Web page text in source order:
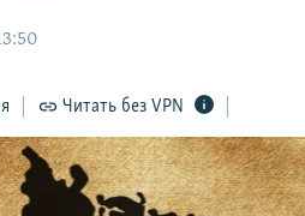
Читать без VPN